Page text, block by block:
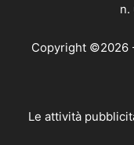
n.
Copyright ©2026
Le attività